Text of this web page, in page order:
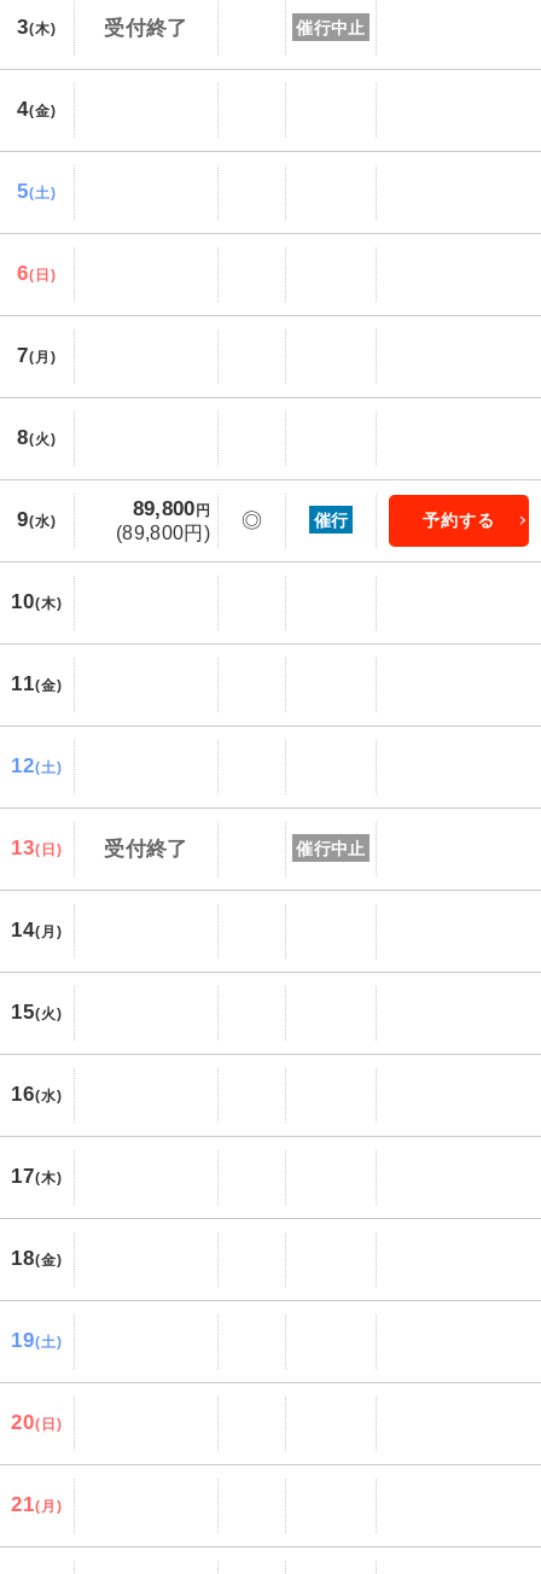
3(木) 受付終了 催行中止
4(金)
5(土)
6(日)
7(月)
8(火)
9(水)
89,800 円
(89,800円)
◎ 催行 予約する
10(木)
11(金)
12(土)
13(日) 受付終了 催行中止
14(月)
15(火)
16(水)
17(木)
18(金)
19(土)
20(日)
21(月)